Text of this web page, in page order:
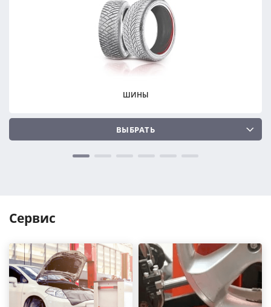
ПОДОБРАТЬ
Сбросить
ПОДОБРАТЬ
Сбросить
ШИНЫ
ВЫБРАТЬ
Сервис